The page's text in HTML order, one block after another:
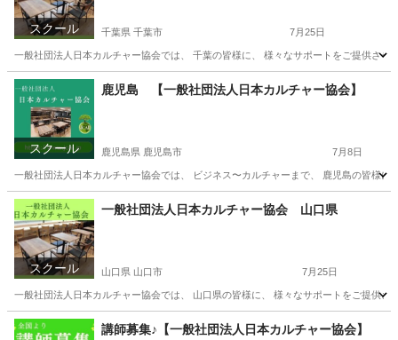
スクール 千葉県 千葉市 7月25日
一般社団法人日本カルチャー協会では、 千葉の皆様に、 様々なサポートをご提供さ
千葉 千葉市 その他 オンライン
スクール
鹿児島 【一般社団法人日本カルチャー協会】
鹿児島県 鹿児島市 7月8日
一般社団法人日本カルチャー協会では、 ビジネス〜カルチャーまで、 鹿児島の皆様
鹿児島 鹿児島市 生活知識 鹿児島 生活知識 カルチャー
スクール
一般社団法人日本カルチャー協会 山口県
山口県 山口市 7月25日
一般社団法人日本カルチャー協会では、 山口県の皆様に、 様々なサポートをご提供
山口 山口市 その他 オンライン
講師募集♪【一般社団法人日本カルチャー協会】